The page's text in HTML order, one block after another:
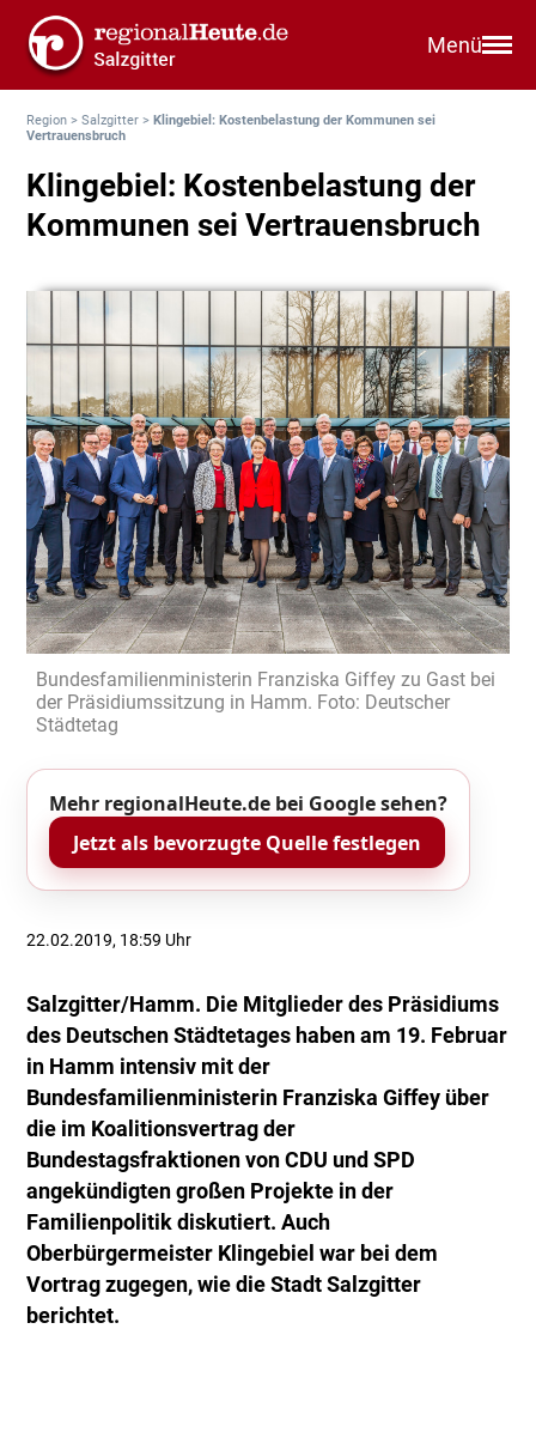
Menü
Region >Salzgitter >Klingebiel: Kostenbelastung der Kommunen sei
Vertrauensbruch
Klingebiel: Kostenbelastung der
Kommunen sei Vertrauensbruch
Bundesfamilienministerin Franziska Giffey zu Gast bei
der Präsidiumssitzung in Hamm. Foto: Deutscher
Städtetag
Mehr regionalHeute.de bei Google sehen?
Jetzt als bevorzugte Quelle festlegen
22.02.2019, 18:59 Uhr
Salzgitter/Hamm. Die Mitglieder des Präsidiums
des Deutschen Städtetages haben am 19. Februar
in Hamm intensiv mit der
Bundesfamilienministerin Franziska Giffey über
die im Koalitionsvertrag der
Bundestagsfraktionen von CDU und SPD
angekündigten großen Projekte in der
Familienpolitik diskutiert. Auch
Oberbürgermeister Klingebiel war bei dem
Vortrag zugegen, wie die Stadt Salzgitter
berichtet.